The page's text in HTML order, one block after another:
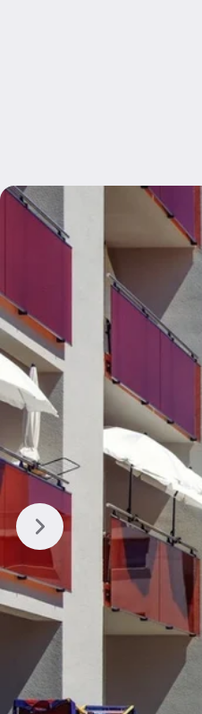
Inhalt auf dieser Seite